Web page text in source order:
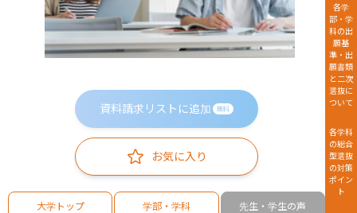
資料請求リストに追加 無料
お気に入り
大学トップ 学部・学科 先生・学生の声
各学
部・学
科の出
願基
準・出
願書類
と二次
選抜に
ついて
各学科
の総合
型選抜
の対策
ポイン
ト